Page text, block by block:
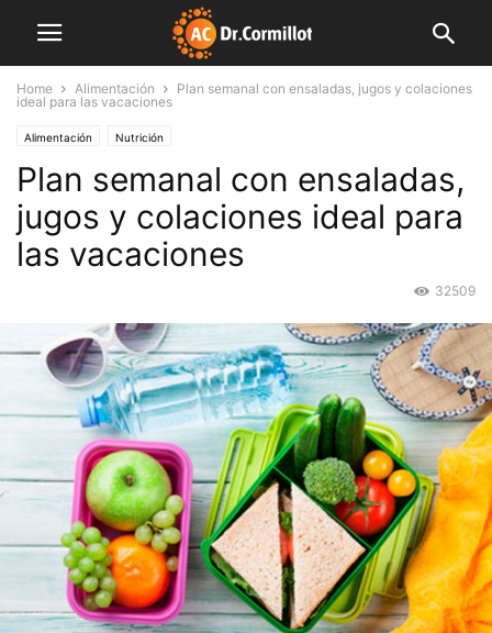
Home Alimentación
Plan semanal con ensaladas, jugos y colaciones
ideal para las vacaciones
Alimentación Nutrición
Plan semanal con ensaladas,
jugos y colaciones ideal para
las vacaciones
32509